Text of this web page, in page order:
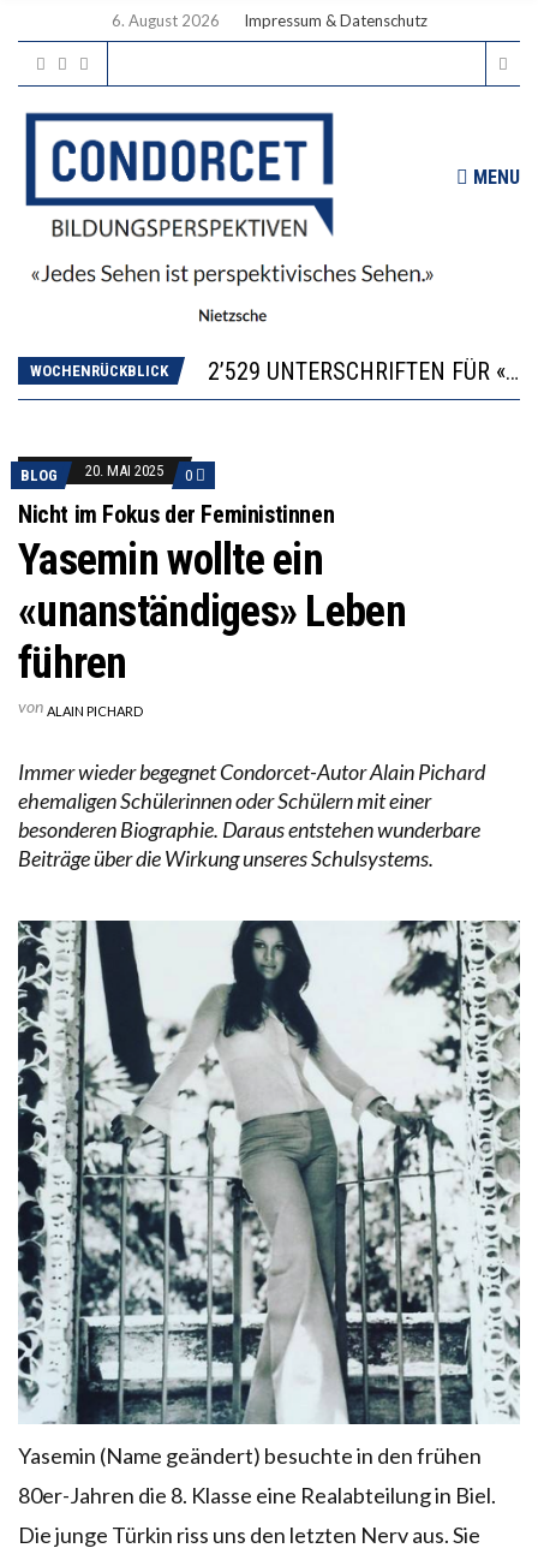
6. August 2026 Impressum & Datenschutz
MENU
WOCHENRÜCKBLICK
ICH WILL MEHR EVIDENZ UND WILL WISSEN, WAS ALL DIE INVESTITIONEN BRINGEN
DER US-ÖKONOM WALLACE OATES: FÖDERALISMUS IM BILDUNGSBEREICH
BLOG 20. MAI 2025 0
Nicht im Fokus der Feministinnen
Yasemin wollte ein
«unanständiges» Leben
führen
von ALAIN PICHARD
Immer wieder begegnet Condorcet-Autor Alain Pichard
ehemaligen Schülerinnen oder Schülern mit einer
besonderen Biographie. Daraus entstehen wunderbare
Beiträge über die Wirkung unseres Schulsystems.
Yasemin (Name geändert) besuchte in den frühen
80er-Jahren die 8. Klasse eine Realabteilung in Biel.
Die junge Türkin riss uns den letzten Nerv aus. Sie